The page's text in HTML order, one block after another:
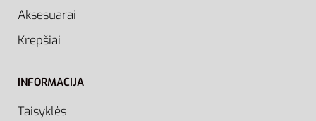
Aksesuarai
Krepšiai
INFORMACIJA
Taisyklės